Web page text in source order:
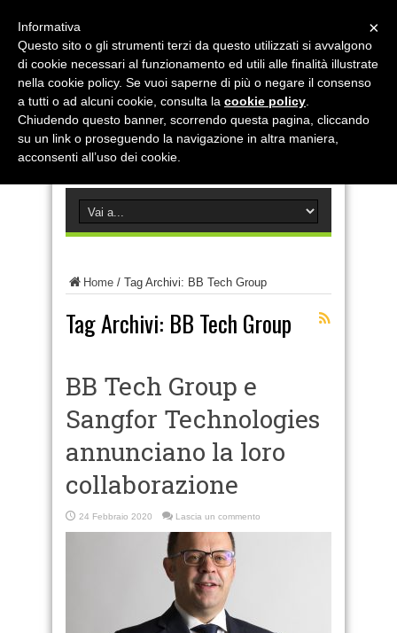
Home / Tag Archivi: BB Tech Group
Tag Archivi: BB Tech Group
BB Tech Group e
Sangfor Technologies
annunciano la loro
collaborazione
24 Febbraio 2020 Lascia un commento
×
Informativa
Questo sito o gli strumenti terzi da questo utilizzati si avvalgono
di cookie necessari al funzionamento ed utili alle finalità illustrate
nella cookie policy. Se vuoi saperne di più o negare il consenso
a tutti o ad alcuni cookie, consulta la cookie policy
Chiudendo questo banner, scorrendo questa pagina, cliccando
su un link o proseguendo la navigazione in altra maniera,
acconsenti all’uso dei cookie.